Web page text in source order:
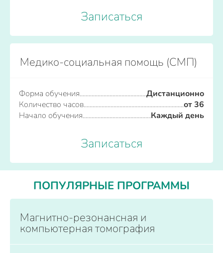
Записаться
Медико-социальная помощь (СМП)
Форма обучения
Дистанционно
Количество часов
от 36
Начало обучения
Каждый день
Записаться
ПОПУЛЯРНЫЕ ПРОГРАММЫ
Магнитно-резонансная и
компьютерная томография